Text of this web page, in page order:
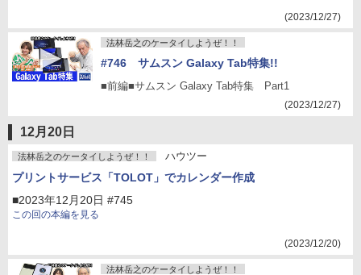
(2023/12/27)
法林岳之のケータイしようぜ！！
#746 サムスン Galaxy Tab特集!!
■前編■サムスン Galaxy Tab特集 Part1
(2023/12/27)
12月20日
法林岳之のケータイしようぜ！！ ハウツー
プリントサービス「TOLOT」でカレンダー作成
■2023年12月20日 #745
この回の本編を見る
(2023/12/20)
法林岳之のケータイしようぜ！！